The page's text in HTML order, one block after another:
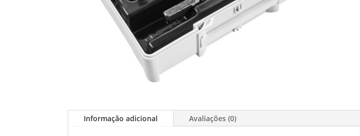
Informação adicional Avaliações (0)